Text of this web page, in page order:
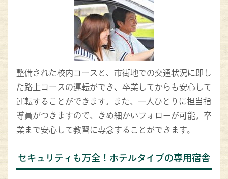
整備された校内コースと、市街地での交通状況に即し
た路上コースの運転ができ、卒業してからも安心して
運転することができます。また、一人ひとりに担当指
導員がつきますので、きめ細かいフォローが可能。卒
業まで安心して教習に専念することができます。
セキュリティも万全！ホテルタイプの専用宿舎